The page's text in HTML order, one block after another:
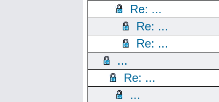
Re: ...
Re: ...
Re: ...
...
Re: ...
...